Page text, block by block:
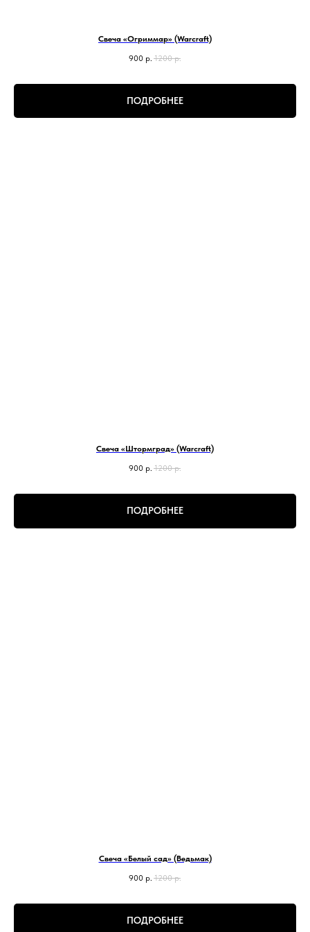
Свеча «Огриммар» (Warcraft)
900 р. 1200 р.
ПОДРОБНЕЕ
Свеча «Штормград» (Warcraft)
900 р. 1200 р.
ПОДРОБНЕЕ
Свеча «Белый сад» (Ведьмак)
900 р. 1200 р.
ПОДРОБНЕЕ